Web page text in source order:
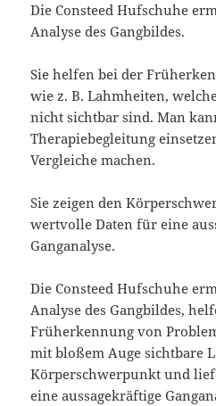
Die Consteed Hufschuhe
Analyse des Gangbildes.
Sie helfen bei der
wie z. B. Lahmheiten,
nicht sichtbar sind. Man
Therapiebegleitung
Vergleiche machen.
Sie zeigen den
wertvolle Daten für eine
Ganganalyse.
Die Consteed Hufschuhe
Analyse des Gangbildes,
Früherkennung von
mit bloßem Auge sichtbare
Körperschwerpunkt und
eine aussagekräftige